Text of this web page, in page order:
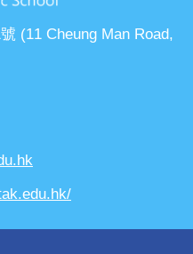
(11 Cheung Man Road,